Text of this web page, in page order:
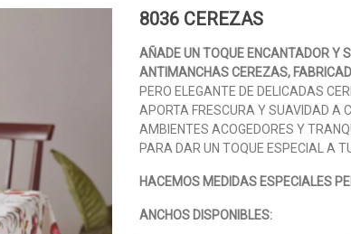
8036 CEREZAS
AÑADE UN TOQUE ENCANTADOR Y
ANTIMANCHAS CEREZAS,
PERO ELEGANTE DE DELICADAS
APORTA FRESCURA Y SUAVIDAD A
AMBIENTES ACOGEDORES Y
PARA DAR UN TOQUE ESPECIAL A
HACEMOS MEDIDAS ESPECIALES
ANCHOS DISPONIBLES: